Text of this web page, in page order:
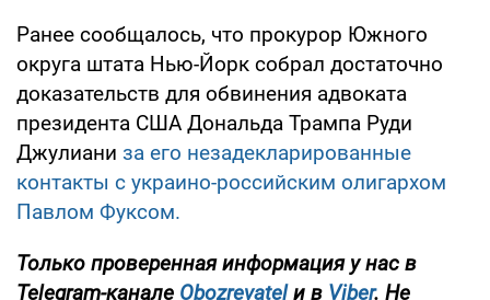
Ранее сообщалось, что прокурор Южного
округа штата Нью-Йорк собрал достаточно
доказательств для обвинения адвоката
президента США Дональда Трампа Руди
Джулиани за его незадекларированные
контакты с украино-российским олигархом
Павлом Фуксом.
Только проверенная информация у нас в
Telegram-канале Obozrevatelи в Viber. Не